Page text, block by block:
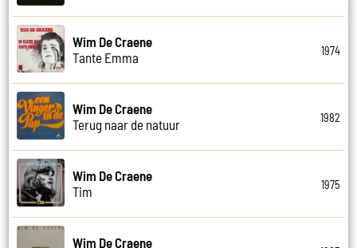
Wim De Craene
Tante Emma
1974
Wim De Craene
Terug naar de natuur
1982
Wim De Craene
Tim
1975
Wim De Craene